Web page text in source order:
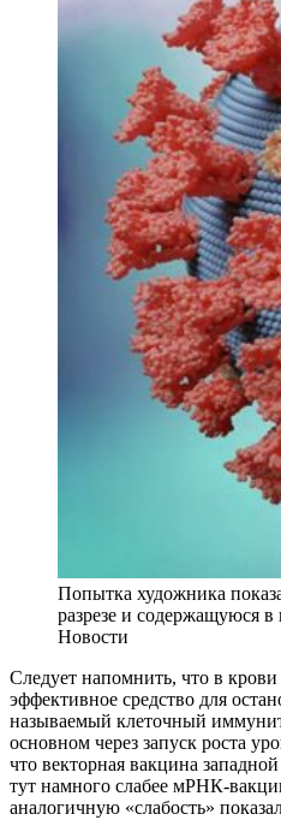
Попытка художника
разрезе и
Новости
Следует напомнить, что в
эффективное средство для
называемый клеточный
основном через запуск роста
что векторная вакцина
тут намного слабее мРНК-
аналогичную «слабость»